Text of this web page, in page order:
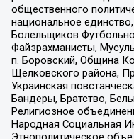
общественного
национальное
Болельщиков
Файзрахманисты,
п. Боровский, Община
Щелковского района,
Украинская
Бандеры, Братство,
Религиозное
Народная Социальная